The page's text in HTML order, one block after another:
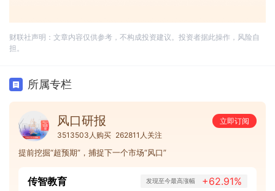
财联社声明：文章内容仅供参考，不构成投资建议。投资者据此操作，风险自
担。
所属专栏
风口研报
立即订阅
3513503人购买 262811人关注
提前挖掘“超预期”，捕捉下一个市场“风口”
传智教育 发现至今最高涨幅 +62.91%